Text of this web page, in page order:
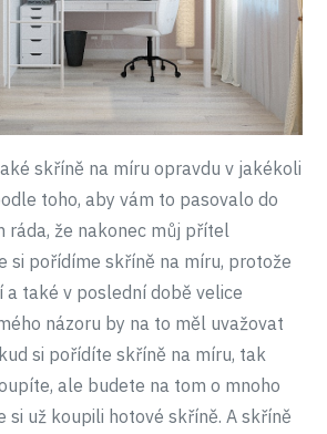
skříně na míru opravdu v jakékoli
toho, aby vám to pasovalo do
ráda, že nakonec můj přítel
si pořídíme skříně na míru, protože
a také v poslední době velice
názoru by na to měl uvažovat
si pořídíte skříně na míru, tak
ale budete na tom o mnoho
si už koupili hotové skříně. A skříně